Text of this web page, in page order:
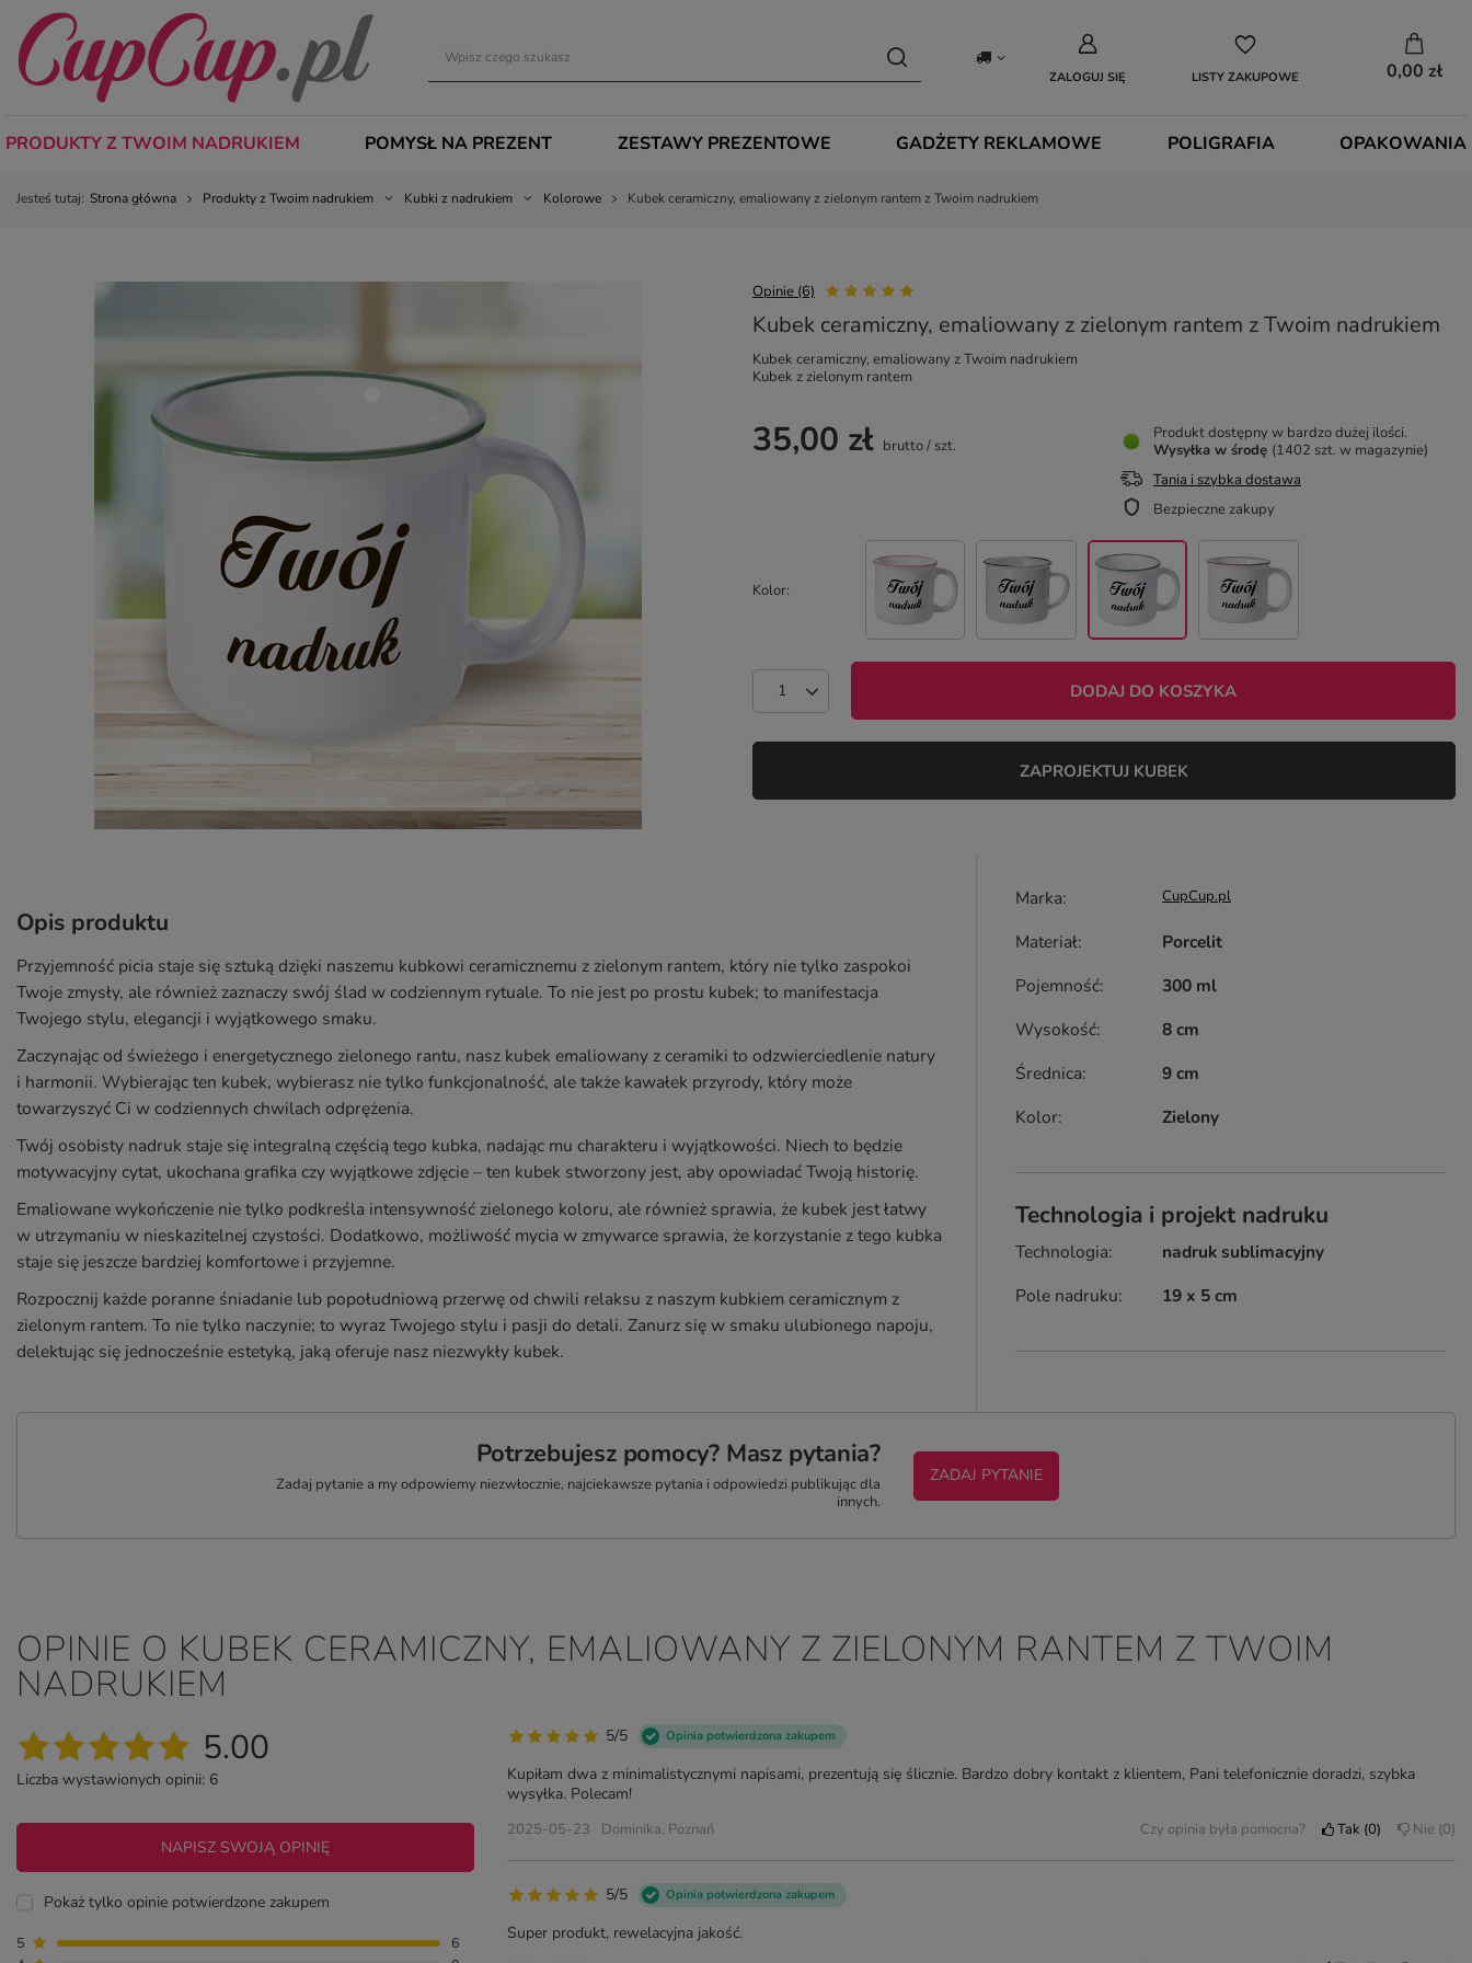
ZALOGUJ SIĘ LISTY ZAKUPOWE 0,00 zł
PRODUKTY Z TWOIM NADRUKIEM POMYSŁ NA PREZENT ZESTAWY PREZENTOWE GADŻETY REKLAMOWE POLIGRAFIA OPAKOWANIA
Jesteś tutaj: Strona główna Produkty z Twoim nadrukiem Kubki z nadrukiem Kolorowe Kubek ceramiczny, emaliowany z zielonym rantem z Twoim nadrukiem
Opinie (6)
Kubek ceramiczny, emaliowany z zielonym rantem z Twoim nadrukiem
Kubek ceramiczny, emaliowany z Twoim nadrukiem
Kubek z zielonym rantem
Kolor
35,00 zł brutto/ szt.
DODAJ DO KOSZYKA
Produkt dostępny w bardzo dużej ilości
Wysyłka w środę (1402 szt. w magazynie)
Tania i szybka dostawa
Bezpieczne zakupy
ZAPROJEKTUJ KUBEK
Opis produktu
Przyjemność picia staje się sztuką dzięki naszemu kubkowi ceramicznemu z zielonym rantem, który nie tylko zaspokoi
Twoje zmysły, ale również zaznaczy swój ślad w codziennym rytuale. To nie jest po prostu kubek; to manifestacja
Twojego stylu, elegancji i wyjątkowego smaku.
Zaczynając od świeżego i energetycznego zielonego rantu, nasz kubek emaliowany z ceramiki to odzwierciedlenie natury
i harmonii. Wybierając ten kubek, wybierasz nie tylko funkcjonalność, ale także kawałek przyrody, który może
towarzyszyć Ci w codziennych chwilach odprężenia.
Twój osobisty nadruk staje się integralną częścią tego kubka, nadając mu charakteru i wyjątkowości. Niech to będzie
motywacyjny cytat, ukochana grafika czy wyjątkowe zdjęcie – ten kubek stworzony jest, aby opowiadać Twoją historię.
Emaliowane wykończenie nie tylko podkreśla intensywność zielonego koloru, ale również sprawia, że kubek jest łatwy
w utrzymaniu w nieskazitelnej czystości. Dodatkowo, możliwość mycia w zmywarce sprawia, że korzystanie z tego kubka
staje się jeszcze bardziej komfortowe i przyjemne.
Rozpocznij każde poranne śniadanie lub popołudniową przerwę od chwili relaksu z naszym kubkiem ceramicznym z
zielonym rantem. To nie tylko naczynie; to wyraz Twojego stylu i pasji do detali. Zanurz się w smaku ulubionego napoju,
delektując się jednocześnie estetyką, jaką oferuje nasz niezwykły kubek.
Marka CupCup.pl
Materiał
Porcelit
Pojemność
300 ml
Wysokość
8 cm
Średnica
9 cm
Kolor
Zielony
Technologia i projekt nadruku
Technologia
nadruk sublimacyjny
Pole nadruku
19 x 5 cm
Potrzebujesz pomocy? Masz pytania?
Zadaj pytanie a my odpowiemy niezwłocznie, najciekawsze pytania i odpowiedzi publikując dla
innych.
ZADAJ PYTANIE
OPINIE O KUBEK CERAMICZNY, EMALIOWANY Z ZIELONYM RANTEM Z TWOIM
NADRUKIEM
5.00
Liczba wystawionych opinii: 6
NAPISZ SWOJĄ OPINIĘ
Pokaż tylko opinie potwierdzone zakupem
5
6
5/5 Opinia potwierdzona zakupem
Kupiłam dwa z minimalistycznymi napisami, prezentują się ślicznie. Bardzo dobry kontakt z klientem, Pani telefonicznie doradzi, szybka
wysyłka. Polecam!
2025-05-23 Dominika, Poznań Czy opinia była pomocna? Tak 0 Nie 0
5/5 Opinia potwierdzona zakupem
Super produkt, rewelacyjna jakość.